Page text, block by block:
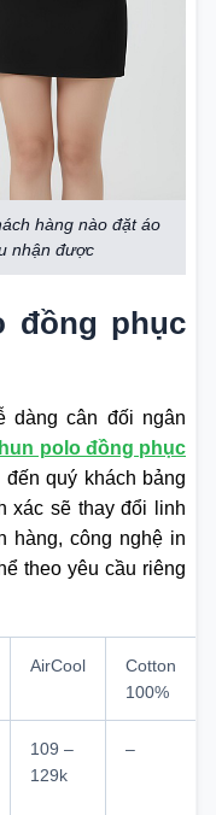
hàng nào đặt áo
nhận được
đồng phục
dàng cân đối ngân
polo đồng phục
quý khách bảng
xác sẽ thay đổi linh
hàng, công nghệ in
theo yêu cầu riêng
AirCool
Cotton
100%
109 –
129k
–